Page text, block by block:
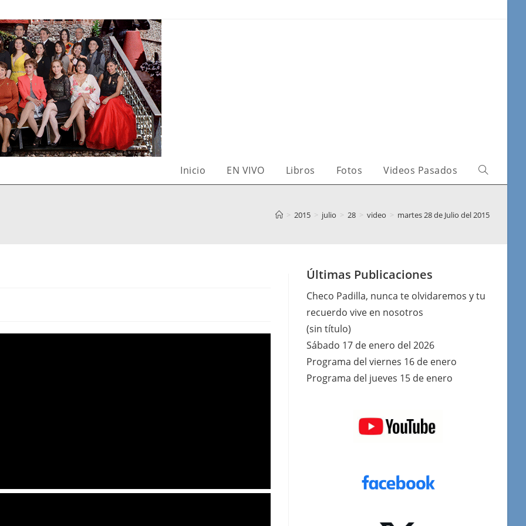
Inicio EN VIVO Libros Fotos Videos Pasados
> 2015 > julio > 28 > video > martes 28 de Julio del 2015
Últimas Publicaciones
Checo Padilla, nunca te olvidaremos y tu
recuerdo vive en nosotros
(sin título)
Sábado 17 de enero del 2026
Programa del viernes 16 de enero
Programa del jueves 15 de enero